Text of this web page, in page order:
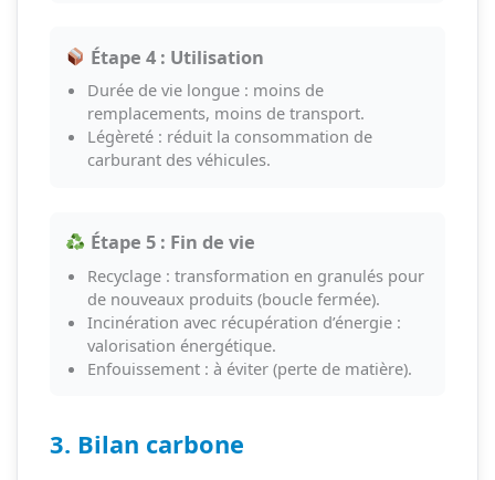
Étape 4 : Utilisation
Durée de vie longue : moins de
remplacements, moins de transport.
Légèreté : réduit la consommation de
carburant des véhicules.
Étape 5 : Fin de vie
Recyclage : transformation en granulés pour
de nouveaux produits (boucle fermée).
Incinération avec récupération d’énergie :
valorisation énergétique.
Enfouissement : à éviter (perte de matière).
3. Bilan carbone